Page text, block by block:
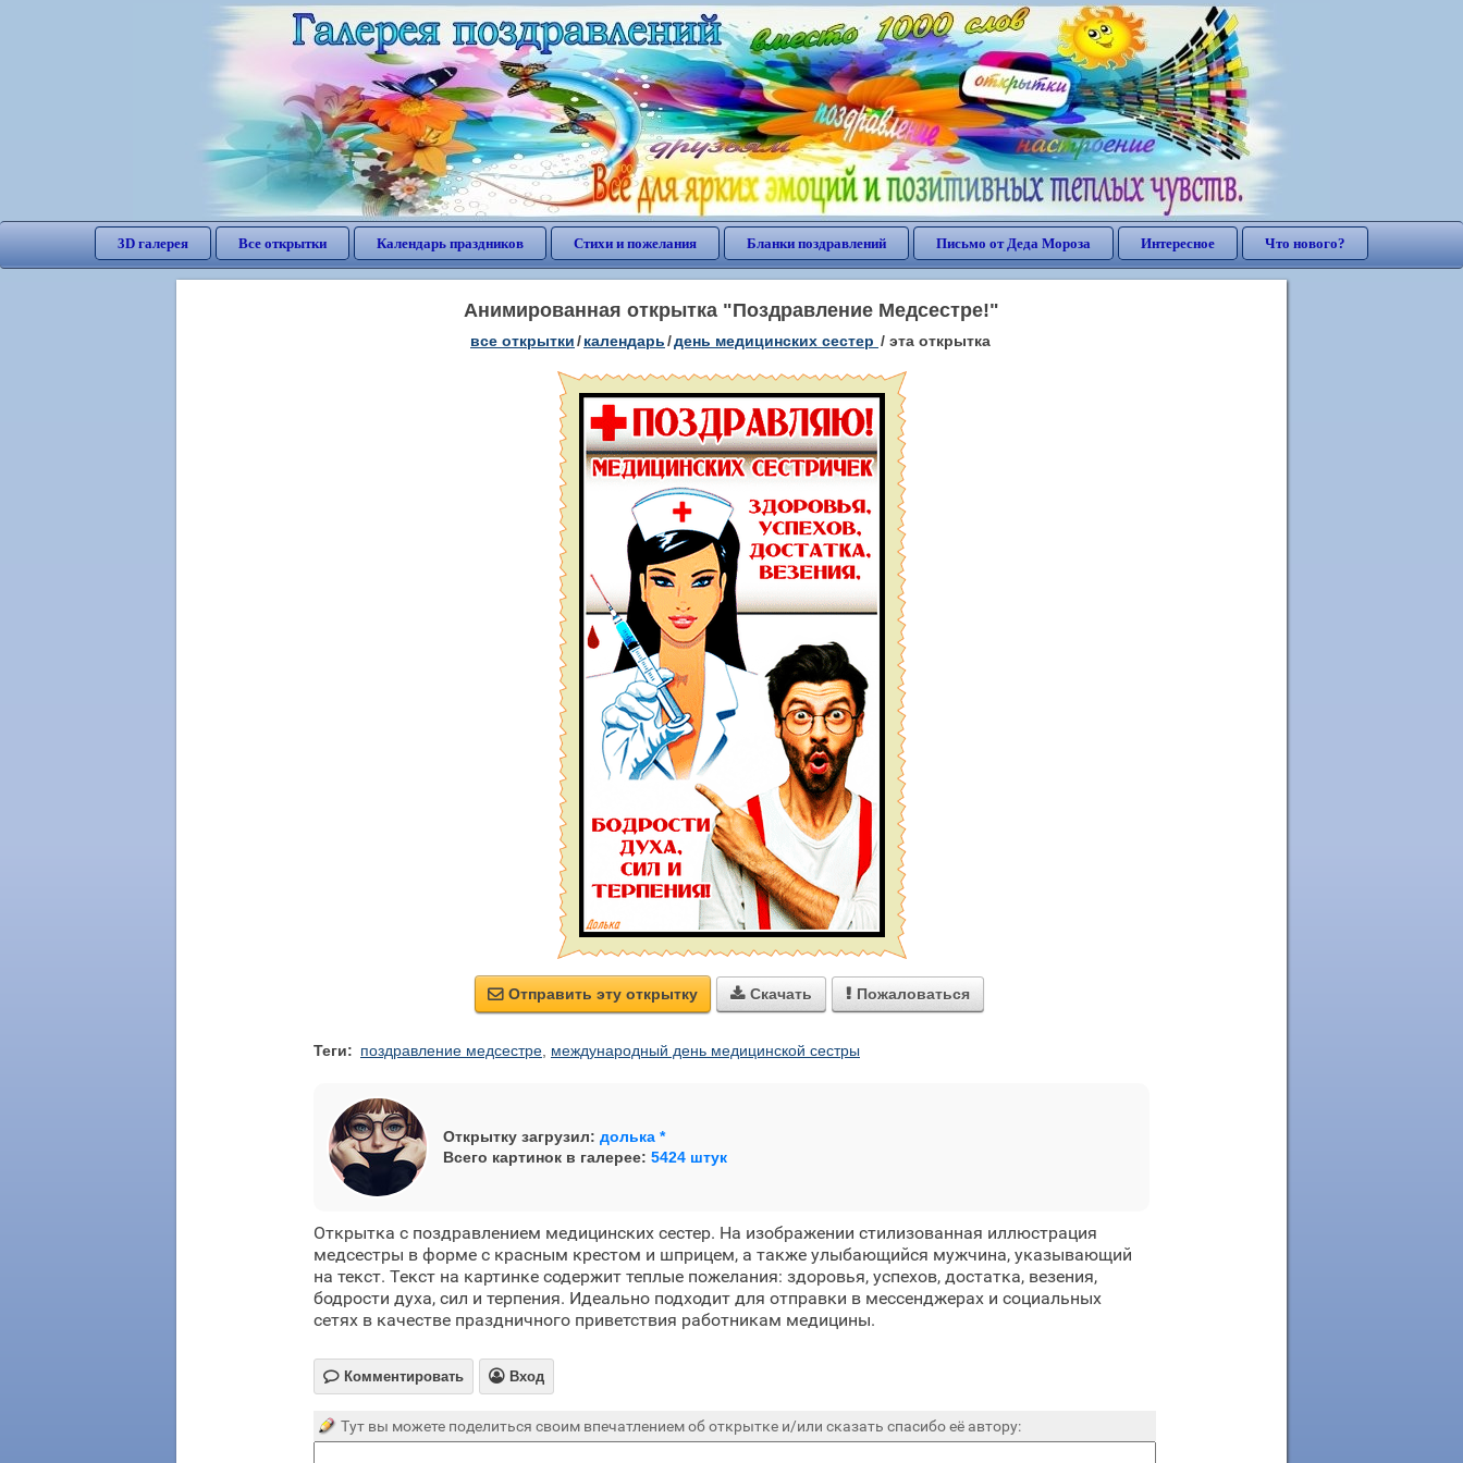
3D галерея Все открытки Календарь праздников Стихи и пожелания Бланки поздравлений Письмо от Деда Мороза Интересное Что нового?
Анимированная открытка "Поздравление Медсестре!"
все открытки/календарь/день медицинских сестер / эта открытка
 Отправить эту открытку  Скачать  Пожаловаться
Теги: поздравление медсестре международный день медицинской сестры
Открытку загрузил: долька *
Всего картинок в галерее: 5424 штук
Открытка с поздравлением медицинских сестер. На изображении стилизованная иллюстрация
медсестры в форме с красным крестом и шприцем, а также улыбающийся мужчина, указывающий
на текст. Текст на картинке содержит теплые пожелания: здоровья, успехов, достатка, везения,
бодрости духа, сил и терпения. Идеально подходит для отправки в мессенджерах и социальных
сетях в качестве праздничного приветствия работникам медицины.
 Комментировать  Вход
Тут вы можете поделиться своим впечатлением об открытке и/или сказать спасибо её автору: